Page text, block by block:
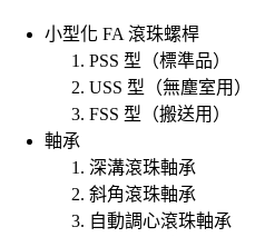
小型化 FA 滾珠螺桿
PSS 型（標準品）
USS 型（無塵室用）
FSS 型（搬送用）
軸承
深溝滾珠軸承
斜角滾珠軸承
自動調心滾珠軸承